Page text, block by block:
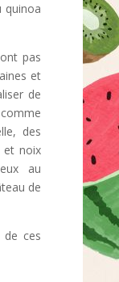
quinoa
pas
et
de
des
et noix
au
de
ces